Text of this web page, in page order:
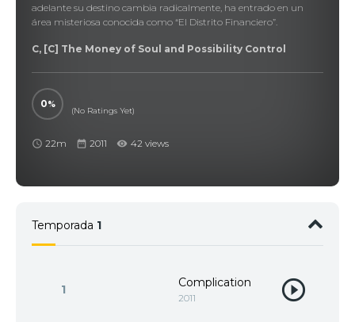
adelante su destino cambia radicalmente, ha entrado en un
área misteriosa conocida como “El Distrito Financiero”.
C, [C] The Money of Soul and Possibility Control
0
(No Ratings Yet)
22m 2011 42 views
Temporada 1
1 Complication
2011